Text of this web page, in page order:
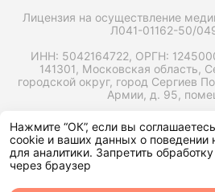
Лицензия на осуществление
Л041-01162-50/
ИНН: 5042164722, ОРГН:
141301, Московская область,
городской округ, город Сергиев
Армии, д. 95,
Запрос справки на
Нажмите “ОК”, если вы
cookie и ваших данных о поведении
для аналитики. Запретить
через браузер